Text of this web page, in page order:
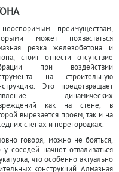
преимуществам,
может похвастаться
резка железобетона и
стоит отнести отсутствие
при воздействии
на строительную
Это предотвращает
динамических
как на стене, в
вырезается проем, так и на
стенах и перегородках.
говоря, можно не бояться,
у соседей начнет отваливаться
что особенно актуально
конструкций. Алмазная